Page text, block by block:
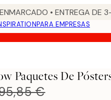
• ENTREGA DE
PARA EMPRESAS
Paquetes De
€